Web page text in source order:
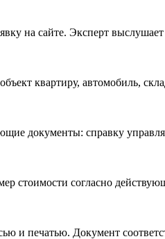
на сайте. Эксперт
квартиру, автомобиль,
документы: справку
стоимости согласно
и печатью. Документ